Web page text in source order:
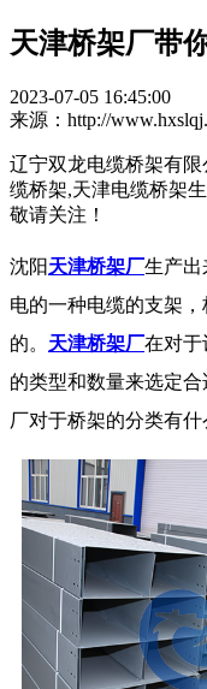
天津桥架厂带
2023-07-05 16:45:00
来源：http://
辽宁双龙电缆桥架有
缆桥架,天津电缆桥架
敬请关注！
沈阳天津桥架厂生产出
电的一种电缆的支架
的。 天津桥架厂在对于
的类型和数量来选定
厂对于桥架的分类有什